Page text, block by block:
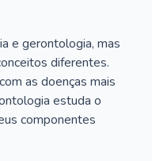
e gerontologia, mas
diferentes.
as doenças mais
estuda o
componentes